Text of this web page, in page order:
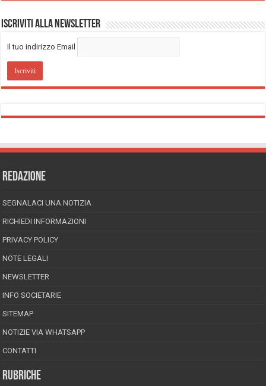
Iscriviti alla Newsletter
Il tuo indirizzo Email
REDAZIONE
SEGNALACI UNA NOTIZIA
RICHIEDI INFORMAZIONI
PRIVACY POLICY
NOTE LEGALI
NEWSLETTER
INFO SOCIETARIE
SITEMAP
NOTIZIE VIA WHATSAPP
CONTATTI
RUBRICHE